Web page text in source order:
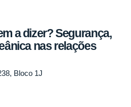
a dizer? Segurança,
nas relações
Bloco 1J